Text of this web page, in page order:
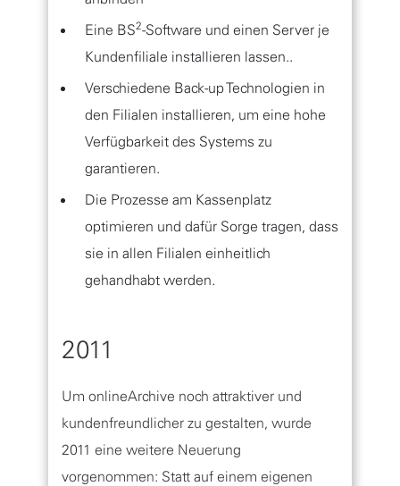
Eine BS2-Software und einen Server je
Kundenfiliale installieren lassen..
Verschiedene Back-up Technologien in
den Filialen installieren, um eine hohe
Verfügbarkeit des Systems zu
garantieren.
Die Prozesse am Kassenplatz
optimieren und dafür Sorge tragen, dass
sie in allen Filialen einheitlich
gehandhabt werden.
2011
Um onlineArchive noch attraktiver und
kundenfreundlicher zu gestalten, wurde
2011 eine weitere Neuerung
vorgenommen: Statt auf einem eigenen